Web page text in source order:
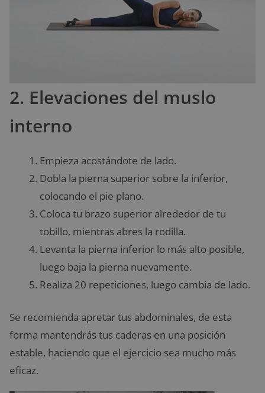
2. Elevaciones del muslo
interno
Empieza acostándote de lado.
Dobla la pierna superior sobre la inferior,
colocando el pie plano.
Coloca tu brazo superior alrededor de tu
tobillo, mientras abres la rodilla.
Levanta la pierna inferior lo más alto posible,
luego baja la pierna nuevamente.
Realiza 20 repeticiones, luego cambia de lado.
Se recomienda apretar tus abdominales, de esta
forma mantendrás tus caderas en una posición
estable, haciendo que el ejercicio sea mucho más
eficaz.